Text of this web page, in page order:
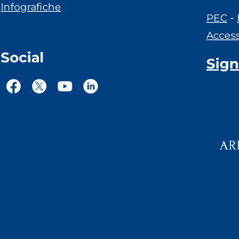
Infografiche
Social
PEC -